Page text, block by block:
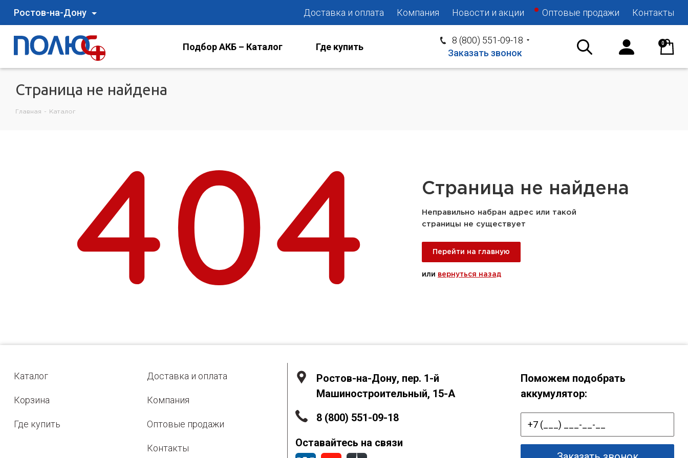
Ростов-на-Дону Доставка и оплата Компания Новости и акции Оптовые продажи Контакты
Подбор АКБ – Каталог Где купить
8 (800) 551-09-18
Заказать звонок
0
Страница не найдена
Главная - Каталог
Страница не найдена
Неправильно набран адрес или такой
страницы не существует
Перейти на главную
или вернуться назад
Каталог
Корзина
Где купить
Доставка и оплата
Компания
Оптовые продажи
Контакты
Ростов-на-Дону, пер. 1-й
Машиностроительный, 15-А
8 (800) 551-09-18
Оставайтесь на связи
Поможем подобрать
аккумулятор: